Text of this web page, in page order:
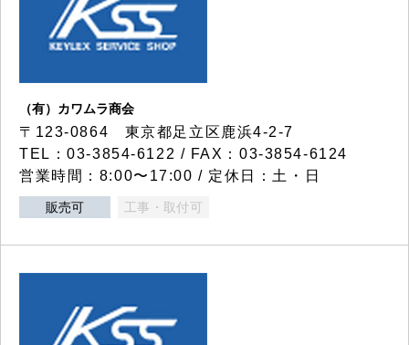
（有）カワムラ商会
〒123-0864 東京都足立区鹿浜4-2-7
TEL：03-3854-6122 / FAX：03-3854-6124
営業時間：8:00〜17:00 / 定休日：土・日
販売可 工事・取付可